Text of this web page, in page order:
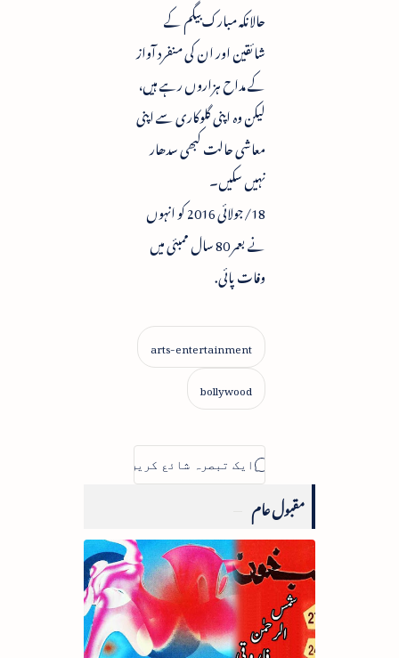
حالانکہ مبارک بیگم کے
شائقین اور ان کی منفرد آواز
کے مداح ہزاروں رہے ہیں،
لیکن وہ اپنی گلوکاری سے اپنی
معاشی حالت کبھی سدھار
نہیں سکیں۔
18/جولائی 2016 کو انہوں
نے بعمر 80 سال ممبئی میں
وفات پائی.
مقبول عام